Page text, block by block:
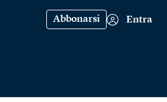
Abbonarsi Entra